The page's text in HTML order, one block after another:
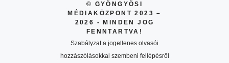
© GYÖNGYÖSI
MÉDIAKÖZPONT 2023 –
2026 - MINDEN JOG
FENNTARTVA!
Szabályzat a jogellenes olvasói
hozzászólásokkal szembeni fellépésről